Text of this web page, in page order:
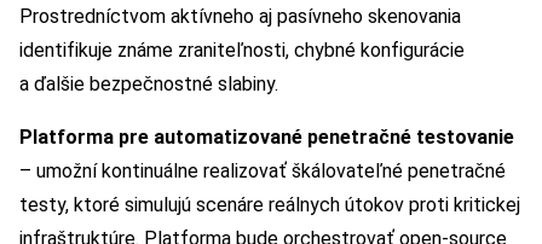
Prostredníctvom aktívneho aj pasívneho skenovania
identifikuje známe zraniteľnosti, chybné konfigurácie
a ďalšie bezpečnostné slabiny.
Platforma pre automatizované penetračné testovanie
– umožní kontinuálne realizovať škálovateľné penetračné
testy, ktoré simulujú scenáre reálnych útokov proti kritickej
infraštruktúre. Platforma bude orchestrovať open-source